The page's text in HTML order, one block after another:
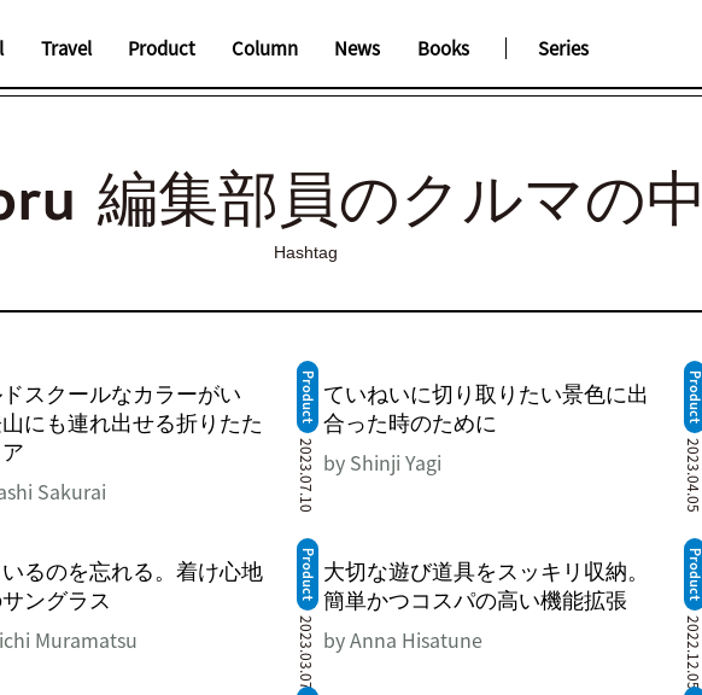
Travel Product Column News Books Series
編集部員のクルマの中
Hashtag
スクールなカラーがい
にも連れ出せる折りたた
Sakurai
Product
2023.07.10
ていねいに切り取りたい景色に出
合った時のために
by Shinji Yagi
Product
2023.04.05
るのを忘れる。着け心地
ングラス
Muramatsu
Product
2023.03.07
大切な遊び道具をスッキリ収納。
簡単かつコスパの高い機能拡張
by Anna Hisatune
Product
2022.12.05